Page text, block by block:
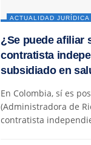
ACTUALIDAD JURÍDICA
¿Se puede afiliar
contratista
subsidiado en
En Colombia, sí es
(Administradora de
contratista